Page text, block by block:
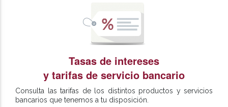
Tasas de intereses
y tarifas de servicio bancario
Consulta las tarifas de los distintos productos y servicios
bancarios que tenemos a tu disposición.